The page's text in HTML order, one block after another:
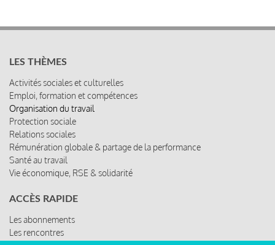
LES THÈMES
Activités sociales et culturelles
Emploi, formation et compétences
Organisation du travail
Protection sociale
Relations sociales
Rémunération globale & partage de la performance
Santé au travail
Vie économique, RSE & solidarité
ACCÈS RAPIDE
Les abonnements
Les rencontres